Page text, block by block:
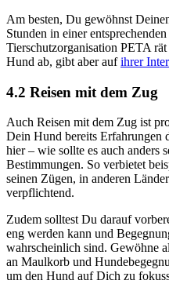
Am besten, Du gewöhnst
Stunden in einer
Tierschutzorganisation PETA
Hund ab, gibt aber aufihrer
4.2 Reisen mit dem Zug
Auch Reisen mit dem Zug ist
Dein Hund bereits Erfahrungen
hier – wie sollte es auch anders
Bestimmungen. So verbietet
seinen Zügen, in anderen
verpflichtend.
Zudem solltest Du darauf
eng werden kann und
wahrscheinlich sind. Gewöhne
an Maulkorb und
um den Hund auf Dich zu